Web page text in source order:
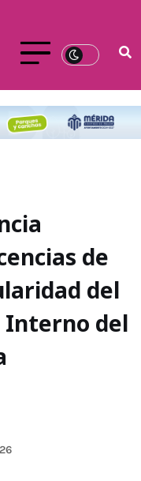
de
del
Interno del